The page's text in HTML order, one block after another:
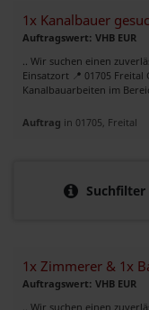
1x Kanalbauer
Auftragswert: VHB EUR
.. Wir suchen einen
Einsatzort 📍 01705
Kanalbauarbeiten im
Auftrag in 01705, Freital
Suchfilter
1x Zimmerer & 1x
Auftragswert: VHB EUR
.. Wir suchen einen